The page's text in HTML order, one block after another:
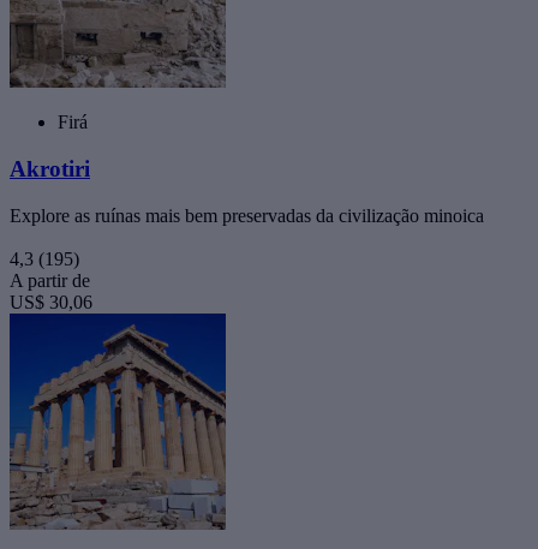
Firá
Akrotiri
Explore as ruínas mais bem preservadas da civilização minoica
4,3 (195)
A partir de
US$ 30,06